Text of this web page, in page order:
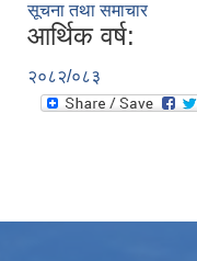
सूचना तथा समाचार
आर्थिक वर्ष:
२०८२/०८३